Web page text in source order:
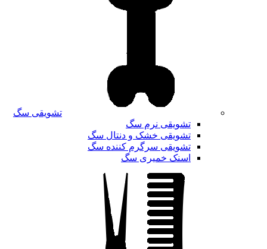
تشویقی سگ
تشویقی نرم سگ
تشویقی خشک و دنتال سگ
تشویقی سرگرم کننده سگ
اسنک خمیری سگ